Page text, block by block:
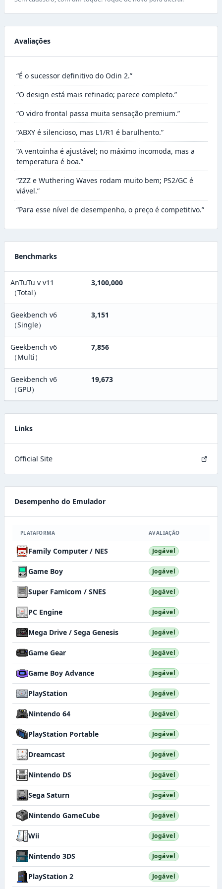
Avaliações
“É o sucessor definitivo do Odin 2.”
“O design está mais refinado; parece completo.”
“O vidro frontal passa muita sensação premium.”
“ABXY é silencioso, mas L1/R1 é barulhento.”
“A ventoinha é ajustável; no máximo incomoda, mas a
temperatura é boa.”
“ZZZ e Wuthering Waves rodam muito bem; PS2/GC é
viável.”
“Para esse nível de desempenho, o preço é competitivo.”
Benchmarks
AnTuTu v v11
（Total）
3,100,000
Geekbench v6
（Single）
3,151
Geekbench v6
（Multi）
7,856
Geekbench v6
（GPU）
19,673
Links
Official Site
Desempenho do Emulador
PLATAFORMA AVALIAÇÃO
Family Computer / NES Jogável
Game Boy Jogável
Super Famicom / SNES Jogável
PC Engine Jogável
Mega Drive / Sega Genesis Jogável
Game Gear Jogável
Game Boy Advance Jogável
PlayStation Jogável
Nintendo 64 Jogável
PlayStation Portable Jogável
Dreamcast Jogável
Nintendo DS Jogável
Sega Saturn Jogável
Nintendo GameCube Jogável
Wii Jogável
Nintendo 3DS Jogável
PlayStation 2 Jogável